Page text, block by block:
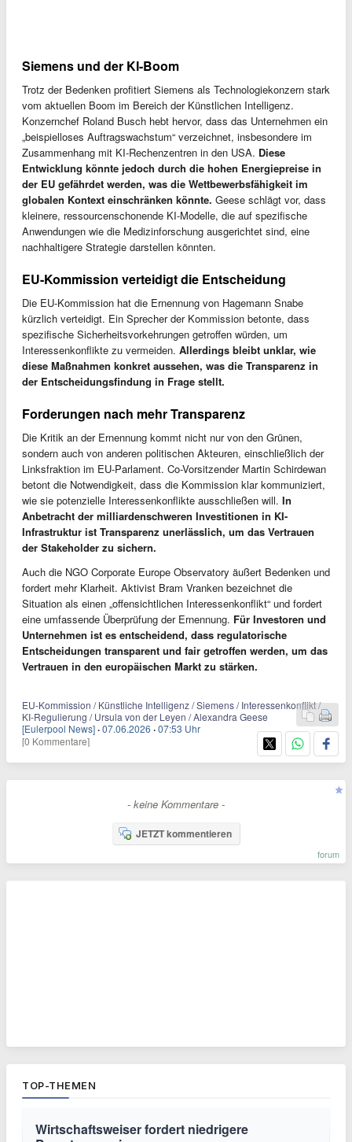
Siemens und der KI-Boom
Trotz der Bedenken profitiert Siemens als Technologiekonzern stark
vom aktuellen Boom im Bereich der Künstlichen Intelligenz.
Konzernchef Roland Busch hebt hervor, dass das Unternehmen ein
„beispielloses Auftragswachstum“ verzeichnet, insbesondere im
Zusammenhang mit KI-Rechenzentren in den USA. Diese
Entwicklung könnte jedoch durch die hohen Energiepreise in
der EU gefährdet werden, was die Wettbewerbsfähigkeit im
globalen Kontext einschränken könnte. Geese schlägt vor, dass
kleinere, ressourcenschonende KI-Modelle, die auf spezifische
Anwendungen wie die Medizinforschung ausgerichtet sind, eine
nachhaltigere Strategie darstellen könnten.
EU-Kommission verteidigt die Entscheidung
Die EU-Kommission hat die Ernennung von Hagemann Snabe
kürzlich verteidigt. Ein Sprecher der Kommission betonte, dass
spezifische Sicherheitsvorkehrungen getroffen würden, um
Interessenkonflikte zu vermeiden. Allerdings bleibt unklar, wie
diese Maßnahmen konkret aussehen, was die Transparenz in
der Entscheidungsfindung in Frage stellt.
Forderungen nach mehr Transparenz
Die Kritik an der Ernennung kommt nicht nur von den Grünen,
sondern auch von anderen politischen Akteuren, einschließlich der
Linksfraktion im EU-Parlament. Co-Vorsitzender Martin Schirdewan
betont die Notwendigkeit, dass die Kommission klar kommuniziert,
wie sie potenzielle Interessenkonflikte ausschließen will. In
Anbetracht der milliardenschweren Investitionen in KI-
Infrastruktur ist Transparenz unerlässlich, um das Vertrauen
der Stakeholder zu sichern.
Auch die NGO Corporate Europe Observatory äußert Bedenken und
fordert mehr Klarheit. Aktivist Bram Vranken bezeichnet die
Situation als einen „offensichtlichen Interessenkonflikt“ und fordert
eine umfassende Überprüfung der Ernennung. Für Investoren und
Unternehmen ist es entscheidend, dass regulatorische
Entscheidungen transparent und fair getroffen werden, um das
Vertrauen in den europäischen Markt zu stärken.
EU-Kommission / Künstliche Intelligenz / Siemens / Interessenkonflikt /
KI-Regulierung / Ursula von der Leyen / Alexandra Geese
[Eulerpool News] ·07.06.2026 ·07:53 Uhr
[0 Kommentare]
- keine Kommentare -
JETZT kommentieren
forum
TOP-THEMEN
Wirtschaftsweiser fordert niedrigere